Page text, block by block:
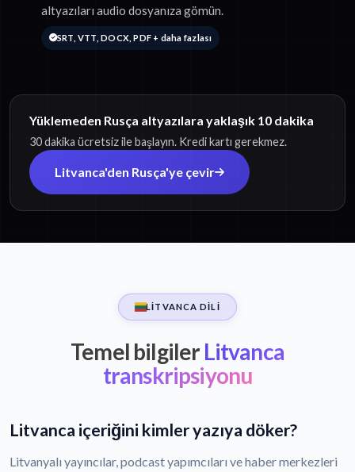
altyazıları audio dosyanıza gömün.
SRT, VTT, DOCX, PDF + daha fazlası
Yüklemeden Rusça altyazılara yaklaşık 10 dakika
30 dakika ücretsiz ile başlayın. Kredi kartı gerekmez.
Litvanca'den Rusça'ye çevir
LITVANCA DILI
Temel bilgilerLitvanca
transkripsiyonu
Litvanca içeriğini kimler yazıya döker?
Litvanyalı yayıncılar, podcast yapımcıları ve haber merkezleri